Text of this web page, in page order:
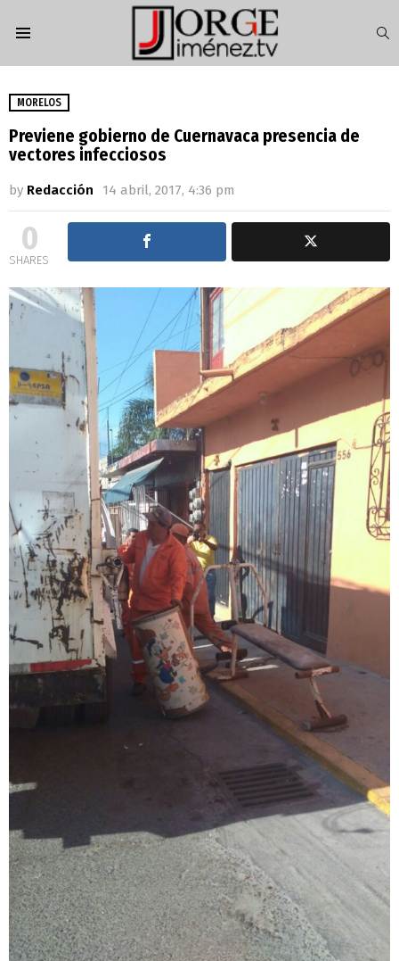
MORELOS
Previene gobierno de Cuernavaca presencia de
vectores infecciosos
by Redacción 14 abril, 2017, 4:36 pm
0
SHARES